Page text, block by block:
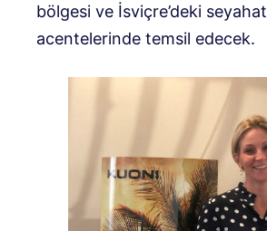
bölgesi ve İsviçre’deki seyahat
acentelerinde temsil edecek.